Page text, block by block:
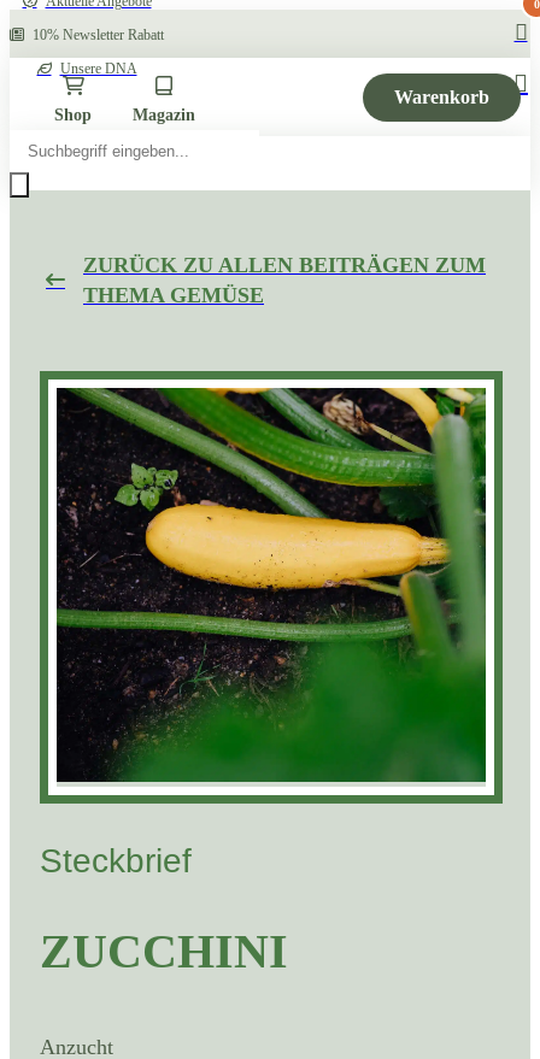
10% Newsletter Rabatt
Unsere DNA
Shop Magazin
Warenkorb
0
search
ZURÜCK ZU ALLEN BEITRÄGEN ZUM
THEMA GEMÜSE
Steckbrief
ZUCCHINI
Anzucht